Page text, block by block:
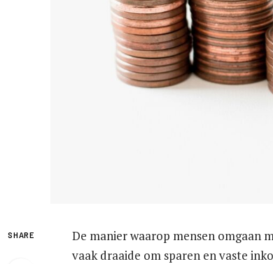
SHARE
De manier waarop mensen omgaan
vaak draaide om sparen en vaste